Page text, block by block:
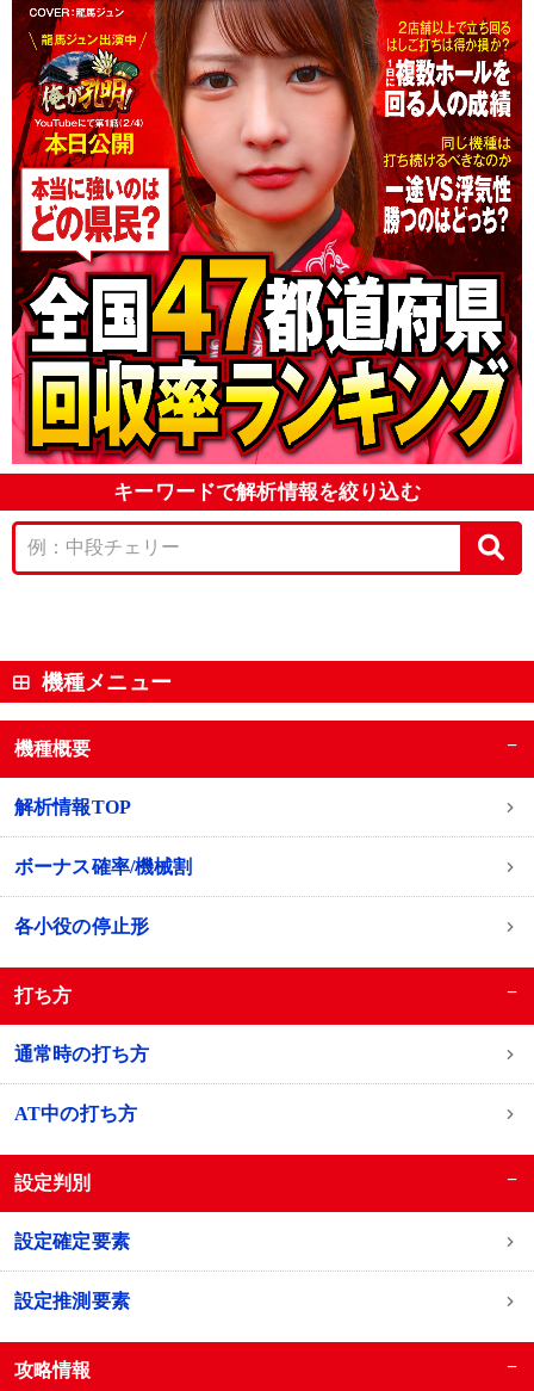
キーワードで解析情報を絞り込む
機種メニュー
機種概要 −
解析情報TOP
ボーナス確率/機械割
各小役の停止形
打ち方 −
通常時の打ち方
AT中の打ち方
設定判別 −
設定確定要素
設定推測要素
攻略情報 −